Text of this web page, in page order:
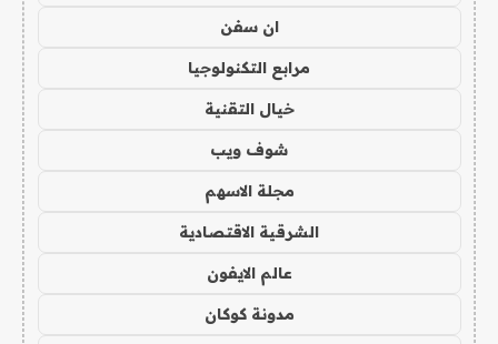
ان سفن
مرابع التكنولوجيا
خيال التقنية
شوف ويب
مجلة الاسهم
الشرقية الاقتصادية
عالم الايفون
مدونة كوكان